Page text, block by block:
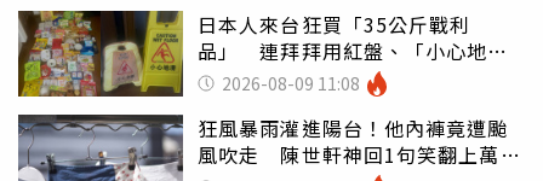
日本人來台狂買「35公斤戰利
品」 連拜拜用紅盤、「小心地
滑」告示牌也帶回家
2026-08-09 11:08
狂風暴雨灌進陽台！他內褲竟遭颱
風吹走 陳世軒神回1句笑翻上萬網